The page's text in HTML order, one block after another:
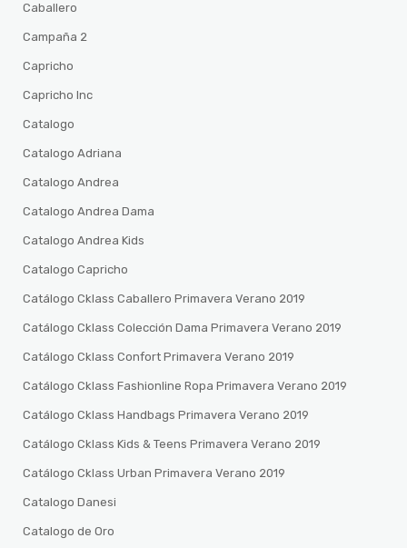
Caballero
Campaña 2
Capricho
Capricho Inc
Catalogo
Catalogo Adriana
Catalogo Andrea
Catalogo Andrea Dama
Catalogo Andrea Kids
Catalogo Capricho
Catálogo Cklass Caballero Primavera Verano 2019
Catálogo Cklass Colección Dama Primavera Verano 2019
Catálogo Cklass Confort Primavera Verano 2019
Catálogo Cklass Fashionline Ropa Primavera Verano 2019
Catálogo Cklass Handbags Primavera Verano 2019
Catálogo Cklass Kids & Teens Primavera Verano 2019
Catálogo Cklass Urban Primavera Verano 2019
Catalogo Danesi
Catalogo de Oro